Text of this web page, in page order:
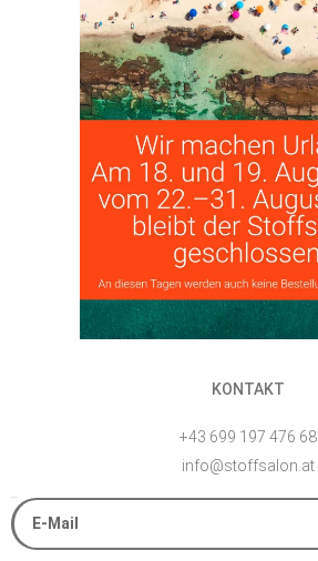
KONTAKT
+43 699 197 476 68
info@stoffsalon.at